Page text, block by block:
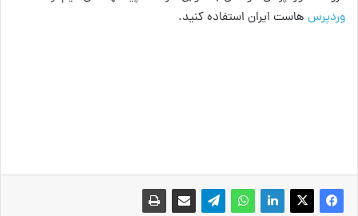
وردپرس هاست ایران استفاده کنید.